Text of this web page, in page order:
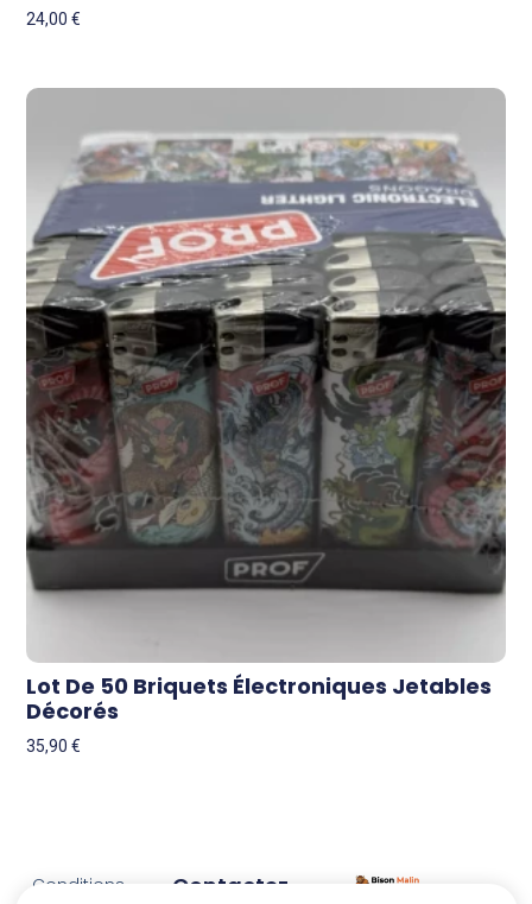
24,00€
Lot De 50 Briquets Électroniques Jetables
Décorés
35,90€
Conditions
Contactez-